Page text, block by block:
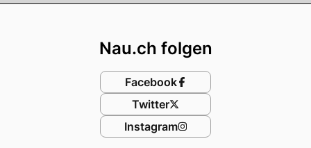
Nau.ch folgen
Facebook
Twitter
Instagram